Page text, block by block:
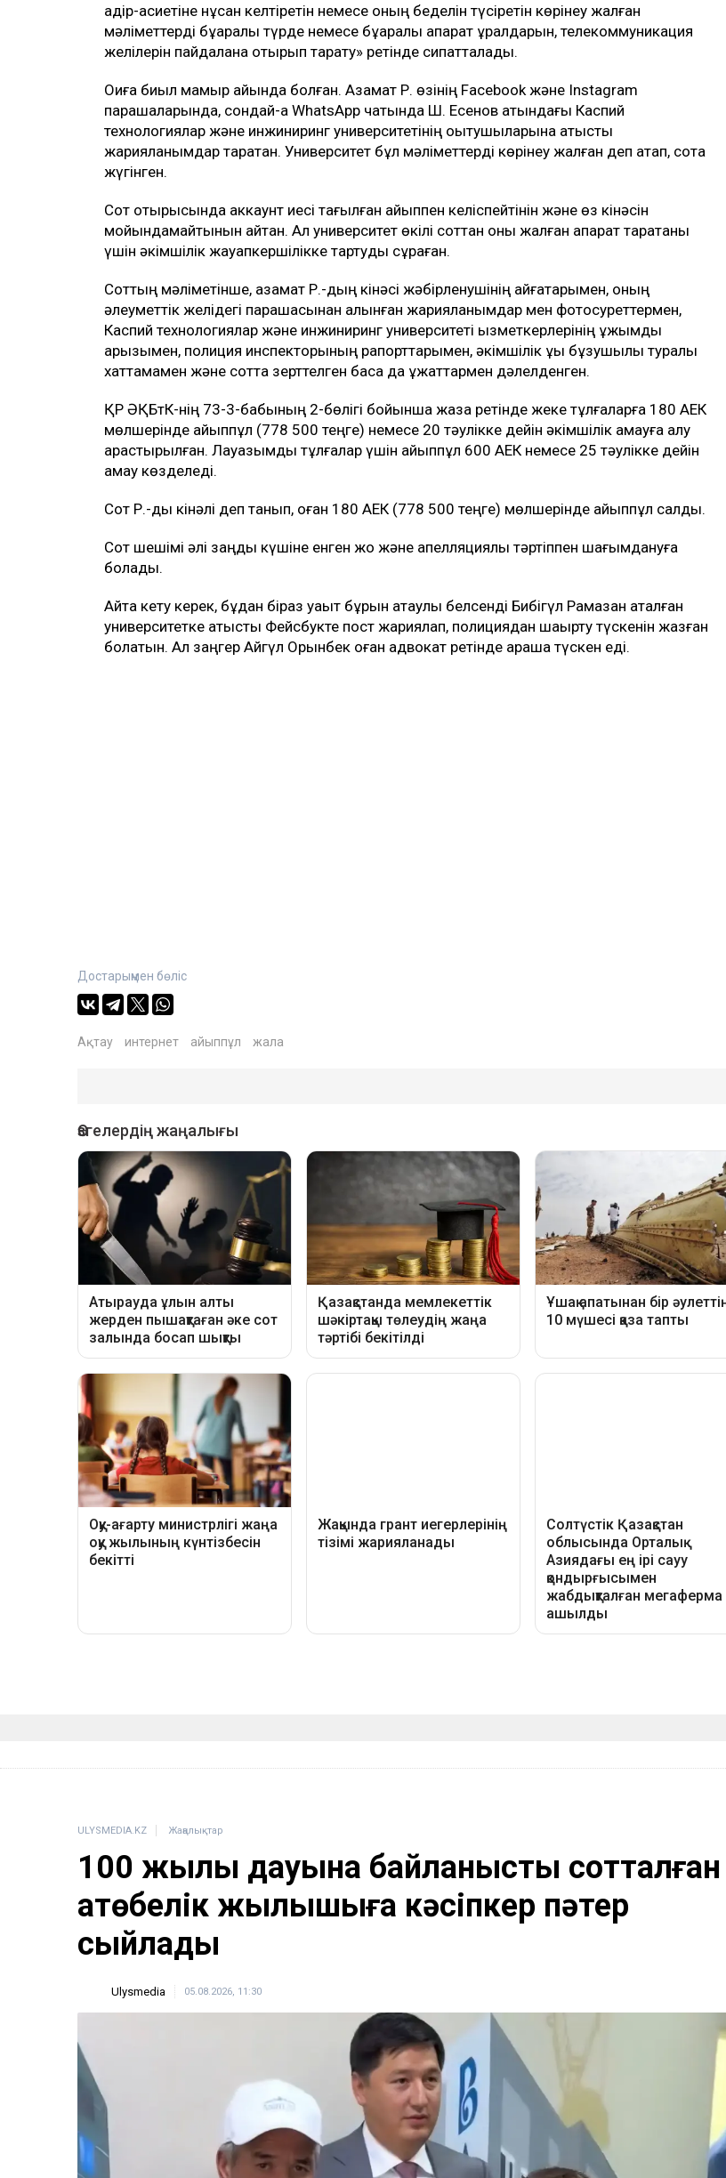
қадір-қасиетіне нұқсан келтіретін немесе оның беделін түсіретін көрінеу жалған
мәліметтерді бұқаралық түрде немесе бұқаралық ақпарат құралдарын, телекоммуникация
желілерін пайдалана отырып тарату» ретінде сипатталады.
Оқиға биыл мамыр айында болған. Азамат Р. өзінің Facebook және Instagram
парақшаларында, сондай-ақ WhatsApp чатында Ш. Есенов атындағы Каспий
технологиялар және инжиниринг университетінің оқытушыларына қатысты
жарияланымдар таратқан. Университет бұл мәліметтерді көрінеу жалған деп атап, сотқа
жүгінген.
Сот отырысында аккаунт иесі тағылған айыппен келіспейтінін және өз кінәсін
мойындамайтынын айтқан. Ал университет өкілі соттан оны жалған ақпарат таратқаны
үшін әкімшілік жауапкершілікке тартуды сұраған.
Соттың мәліметінше, азамат Р.-дың кінәсі жәбірленушінің айғақтарымен, оның
әлеуметтік желідегі парақшасынан алынған жарияланымдар мен фотосуреттермен,
Каспий технологиялар және инжиниринг университеті қызметкерлерінің ұжымдық
арызымен, полиция инспекторының рапорттарымен, әкімшілік құқық бұзушылық туралы
хаттамамен және сотта зерттелген басқа да құжаттармен дәлелденген.
ҚР ӘҚБтК-нің 73-3-бабының 2-бөлігі бойынша жаза ретінде жеке тұлғаларға 180 АЕК
мөлшерінде айыппұл (778 500 теңге) немесе 20 тәулікке дейін әкімшілік қамауға алу
қарастырылған. Лауазымды тұлғалар үшін айыппұл 600 АЕК немесе 25 тәулікке дейін
қамау көзделеді.
Сот Р.-ды кінәлі деп танып, оған 180 АЕК (778 500 теңге) мөлшерінде айыппұл салды.
Сот шешімі әлі заңды күшіне енген жоқ және апелляциялық тәртіппен шағымдануға
болады.
Айта кету керек, бұдан біраз уақыт бұрын ақтаулық белсенді Бибігүл Рамазан аталған
университетке қатысты Фейсбукте пост жариялап, полициядан шақырту түскенін жазған
болатын. Ал заңгер Айгүл Орынбек оған адвокат ретінде араша түскен еді.
Достарыңмен бөліс
Ақтау интернет айыппұл жала
ULYSMEDIA.KZ Жаңалықтар
100 жылқы дауына байланысты сотталған
ақтөбелік жылқышыға кәсіпкер пәтер
сыйлады
Ulysmedia 05.08.2026, 11:30